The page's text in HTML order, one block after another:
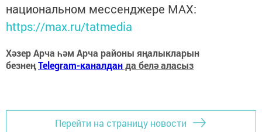
национальном мессенджере MАХ:
https://max.ru/tatmedia
Хәзер Арча һәм Арча районы яңалыкларын
безнеңTelegram-каналданда белә аласыз
Перейти на страницу новости